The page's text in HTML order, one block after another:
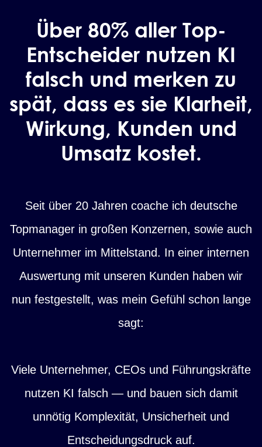
Über 80% aller Top-
Entscheider nutzen KI
falsch und merken zu
spät, dass es sie Klarheit,
Wirkung, Kunden und
Umsatz kostet.
Seit über 20 Jahren coache ich deutsche
Topmanager in großen Konzernen, sowie auch
Unternehmer im Mittelstand. In einer internen
Auswertung mit unseren Kunden haben wir
nun festgestellt, was mein Gefühl schon lange
sagt:
Viele Unternehmer, CEOs und Führungskräfte
nutzen KI falsch — und bauen sich damit
unnötig Komplexität, Unsicherheit und
Entscheidungsdruck auf.